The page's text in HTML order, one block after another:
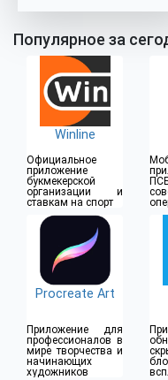
Популярное за
Winline
Официальное
приложение
букмекерской
организации и
ставкам на спорт
Procreate Art
Приложение для
профессионалов в
мире творчества и
начинающих
художников